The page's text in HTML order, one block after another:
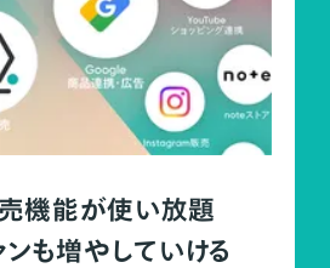
機能が使い放題
も増やしていける